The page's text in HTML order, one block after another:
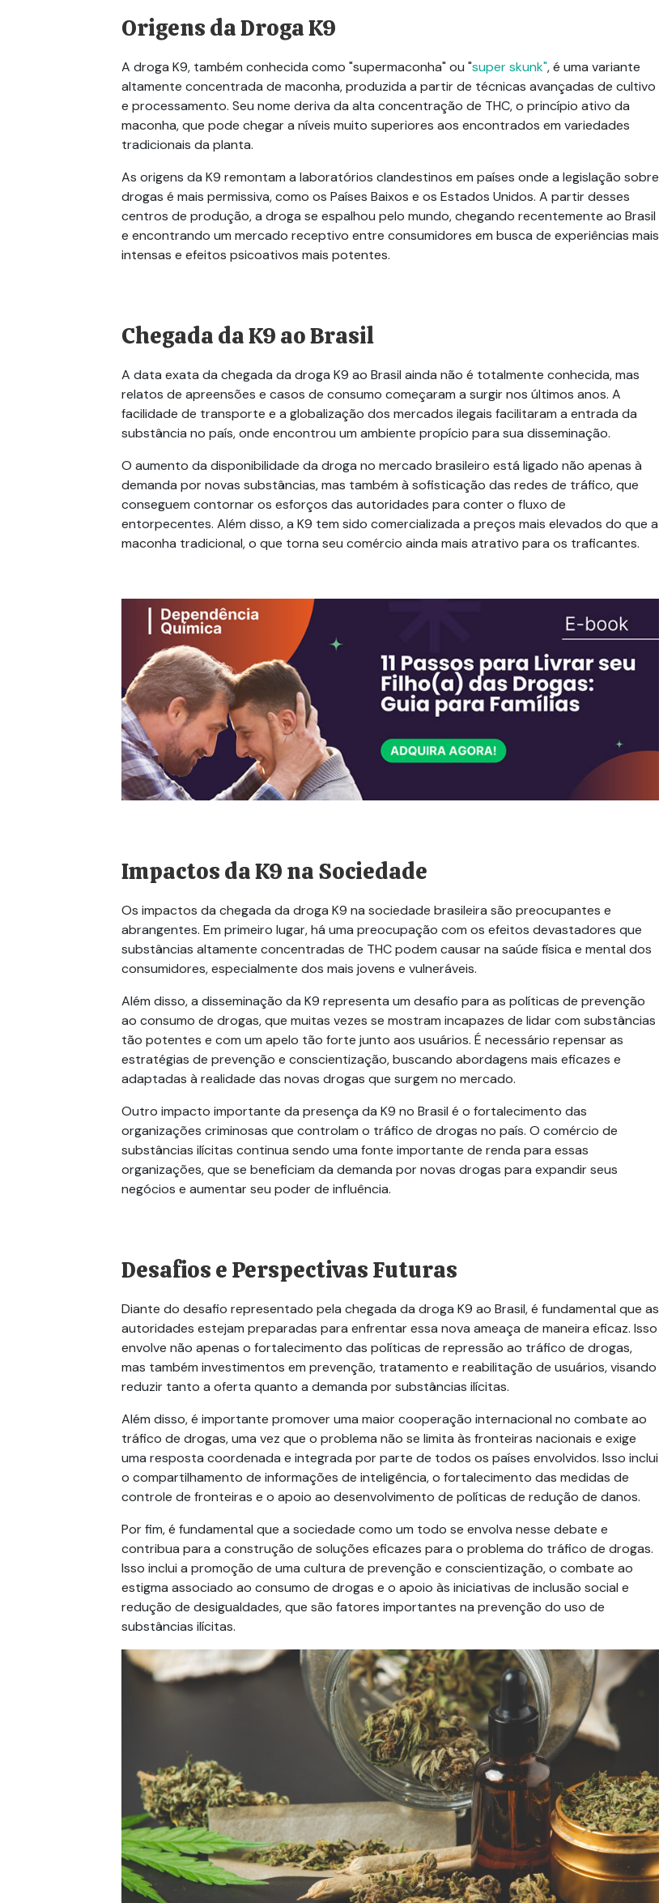
Origens da Droga K9
A droga K9, também conhecida como "supermaconha" ou "superskunk", é uma variante
altamente concentrada de maconha, produzida a partir de técnicas avançadas de cultivo
e processamento. Seu nome deriva da alta concentração de THC, o princípio ativo da
maconha, que pode chegar a níveis muito superiores aos encontrados em variedades
tradicionais da planta.
As origens da K9 remontam a laboratórios clandestinos em países onde a legislação sobre
drogas é mais permissiva, como os Países Baixos e os Estados Unidos. A partir desses
centros de produção, a droga se espalhou pelo mundo, chegando recentemente ao Brasil
e encontrando um mercado receptivo entre consumidores em busca de experiências mais
intensas e efeitos psicoativos mais potentes.
Chegada da K9 ao Brasil
A data exata da chegada da droga K9 ao Brasil ainda não é totalmente conhecida, mas
relatos de apreensões e casos de consumo começaram a surgir nos últimos anos. A
facilidade de transporte e a globalização dos mercados ilegais facilitaram a entrada da
substância no país, onde encontrou um ambiente propício para sua disseminação.
O aumento da disponibilidade da droga no mercado brasileiro está ligado não apenas à
demanda por novas substâncias, mas também à sofisticação das redes de tráfico, que
conseguem contornar os esforços das autoridades para conter o fluxo de
entorpecentes. Além disso, a K9 tem sido comercializada a preços mais elevados do que a
maconha tradicional, o que torna seu comércio ainda mais atrativo para os traficantes.
Impactos da K9 na Sociedade
Os impactos da chegada da droga K9 na sociedade brasileira são preocupantes e
abrangentes. Em primeiro lugar, há uma preocupação com os efeitos devastadores que
substâncias altamente concentradas de THC podem causar na saúde física e mental dos
consumidores, especialmente dos mais jovens e vulneráveis.
Além disso, a disseminação da K9 representa um desafio para as políticas de prevenção
ao consumo de drogas, que muitas vezes se mostram incapazes de lidar com substâncias
tão potentes e com um apelo tão forte junto aos usuários. É necessário repensar as
estratégias de prevenção e conscientização, buscando abordagens mais eficazes e
adaptadas à realidade das novas drogas que surgem no mercado.
Outro impacto importante da presença da K9 no Brasil é o fortalecimento das
organizações criminosas que controlam o tráfico de drogas no país. O comércio de
substâncias ilícitas continua sendo uma fonte importante de renda para essas
organizações, que se beneficiam da demanda por novas drogas para expandir seus
negócios e aumentar seu poder de influência.
Desafios e Perspectivas Futuras
Diante do desafio representado pela chegada da droga K9 ao Brasil, é fundamental que as
autoridades estejam preparadas para enfrentar essa nova ameaça de maneira eficaz. Isso
envolve não apenas o fortalecimento das políticas de repressão ao tráfico de drogas,
mas também investimentos em prevenção, tratamento e reabilitação de usuários, visando
reduzir tanto a oferta quanto a demanda por substâncias ilícitas.
Além disso, é importante promover uma maior cooperação internacional no combate ao
tráfico de drogas, uma vez que o problema não se limita às fronteiras nacionais e exige
uma resposta coordenada e integrada por parte de todos os países envolvidos. Isso inclui
o compartilhamento de informações de inteligência, o fortalecimento das medidas de
controle de fronteiras e o apoio ao desenvolvimento de políticas de redução de danos.
Por fim, é fundamental que a sociedade como um todo se envolva nesse debate e
contribua para a construção de soluções eficazes para o problema do tráfico de drogas.
Isso inclui a promoção de uma cultura de prevenção e conscientização, o combate ao
estigma associado ao consumo de drogas e o apoio às iniciativas de inclusão social e
redução de desigualdades, que são fatores importantes na prevenção do uso de
substâncias ilícitas.